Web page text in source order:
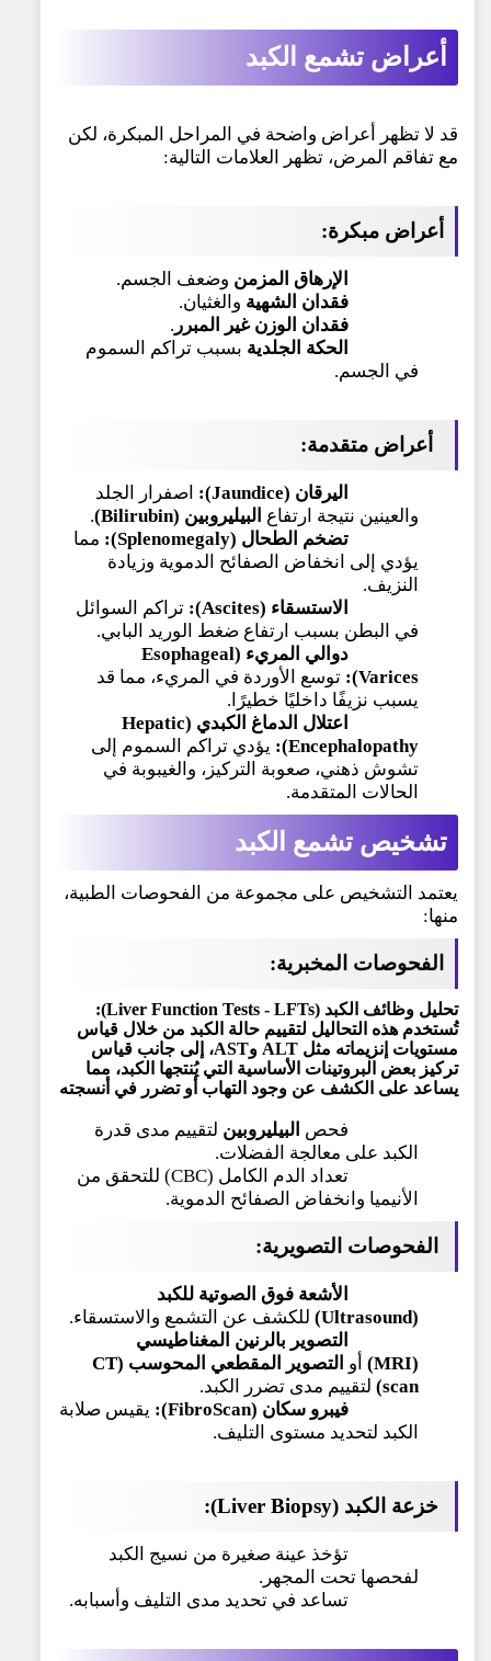
أعراض تشمع الكبد
قد لا تظهر أعراض واضحة في المراحل المبكرة، لكن
مع تفاقم المرض، تظهر العلامات التالية:
أعراض مبكرة:
الإرهاق المزمن وضعف الجسم.
فقدان الشهية والغثيان.
فقدان الوزن غير المبرر .
الحكة الجلدية بسبب تراكم السموم
في الجسم.
أعراض متقدمة:
اليرقان (Jaundice):
اصفرار الجلد
والعينين نتيجة ارتفاع البيليروبين (Bilirubin)
.
تضخم الطحال (Splenomegaly):
مما
يؤدي إلى انخفاض الصفائح الدموية وزيادة
النزيف.
الاستسقاء (Ascites):
تراكم السوائل
في البطن بسبب ارتفاع ضغط الوريد البابي.
دوالي المريء (Esophageal
Varices):
توسع الأوردة في المريء، مما قد
يسبب نزيفًا داخليًا خطيرًا.
اعتلال الدماغ الكبدي (Hepatic
Encephalopathy):
يؤدي تراكم السموم إلى
تشوش ذهني، صعوبة التركيز، والغيبوبة في
الحالات المتقدمة.
تشخيص تشمع الكبد
يعتمد التشخيص على مجموعة من الفحوصات الطبية،
منها:
الفحوصات المخبرية:
تحليل وظائف الكبد (Liver Function Tests - LFTs):
تُستخدم هذه التحاليل لتقييم حالة الكبد من خلال قياس
مستويات إنزيماته مثل ALT وAST، إلى جانب قياس
تركيز بعض البروتينات الأساسية التي يُنتجها الكبد، مما
يساعد على الكشف عن وجود التهاب أو تضرر في أنسجته
فحص البيليروبين لتقييم مدى قدرة
الكبد على معالجة الفضلات.
تعداد الدم الكامل (CBC) للتحقق من
الأنيميا وانخفاض الصفائح الدموية.
الفحوصات التصويرية:
الأشعة فوق الصوتية للكبد
(Ultrasound)
للكشف عن التشمع والاستسقاء.
التصوير بالرنين المغناطيسي
(MRI)
أو
التصوير المقطعي المحوسب (CT
scan) لتقييم مدى تضرر الكبد.
فيبرو سكان (FibroScan):
يقيس صلابة
الكبد لتحديد مستوى التليف.
خزعة الكبد (Liver Biopsy):
تؤخذ عينة صغيرة من نسيج الكبد
لفحصها تحت المجهر.
تساعد في تحديد مدى التليف وأسبابه.